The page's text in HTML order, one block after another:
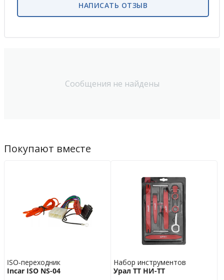
Сообщения не найдены
НАПИСАТЬ ОТЗЫВ
Покупают вместе
ISO-переходник
Incar ISO NS-04
Набор инструментов
Урал ТТ НИ-ТТ